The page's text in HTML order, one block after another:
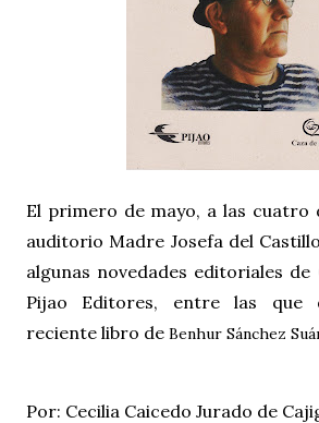
El primero de mayo, a las cuatro
auditorio Madre Josefa del
algunas novedades editoriales
Pijao Editores, entre las que
reciente libro de Benhur Sánchez
Por: Cecilia Caicedo Jurado de